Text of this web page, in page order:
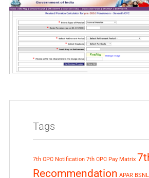
Tags
7th CPC Notification 7th CPC Pay Matrix
Recommendation APAR BSNL